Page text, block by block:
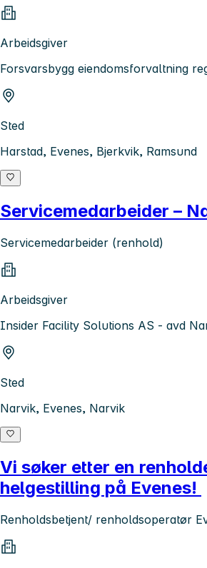
Arbeidsgiver
Forsvarsbygg eiendomsforvaltning
Sted
Harstad, Evenes, Bjerkvik, Ramsund
Servicemedarbeider –
Servicemedarbeider (renhold)
Arbeidsgiver
Insider Facility Solutions AS - avd
Sted
Narvik, Evenes, Narvik
Vi søker etter en
helgestilling på Evenes!
Renholdsbetjent/ renholdsoperatør